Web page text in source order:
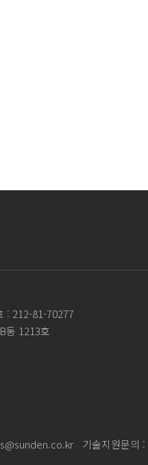
: 212-81-70277
동 1213호
기술지원문의 :